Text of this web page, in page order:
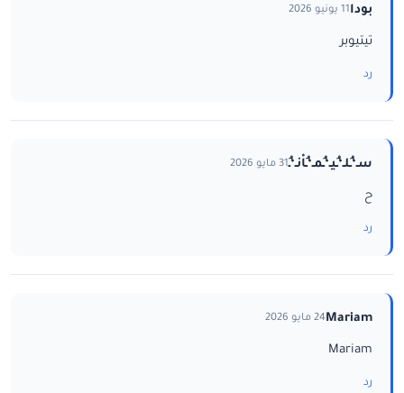
بودا11 يونيو 2026
تيتيوبر
رد
سـ‘ـُلـ‘ـُيـ‘ـُمـ‘ـُاْنـ‘ـُ31 مايو 2026
ح
رد
Mariam24 مايو 2026
Mariam
رد